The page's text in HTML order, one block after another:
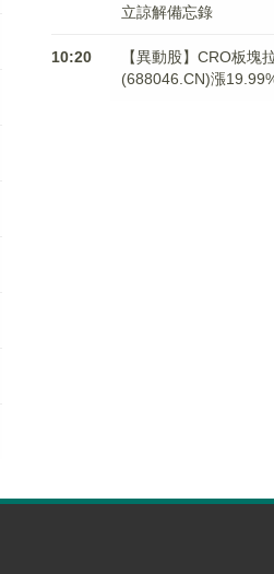
立諒解備忘錄
10:20
【異動股】CRO板塊
(688046.CN)漲